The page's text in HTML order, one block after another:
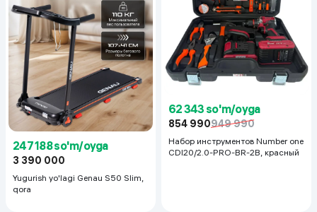
247 188 so'm/oyga
3 390 000
Yugurish yo'lagi Genau S50 Slim,
qora
62 343 so'm/oyga
854 990949 990
Набор инструментов Number one
CDI20/2.0-PRO-BR-2B, красный